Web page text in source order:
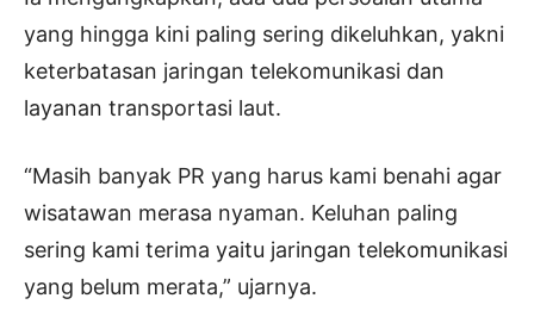
yang hingga kini paling sering dikeluhkan, yakni
keterbatasan jaringan telekomunikasi dan
layanan transportasi laut.
“Masih banyak PR yang harus kami benahi agar
wisatawan merasa nyaman. Keluhan paling
sering kami terima yaitu jaringan telekomunikasi
yang belum merata,” ujarnya.